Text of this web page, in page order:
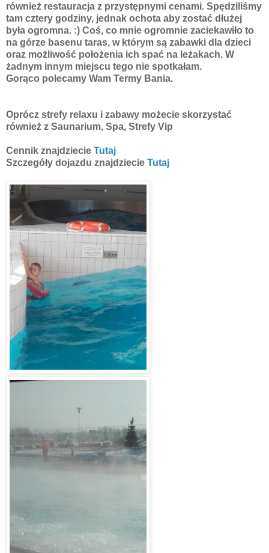
również restauracja z przystępnymi cenami. Spędziliśmy
tam cztery godziny, jednak ochota aby zostać dłużej
była ogromna. :) Coś, co mnie ogromnie zaciekawiło to
na górze basenu taras, w którym są zabawki dla dzieci
oraz możliwość położenia ich spać na leżakach. W
żadnym innym miejscu tego nie spotkałam.
Gorąco polecamy Wam Termy Bania.
Oprócz strefy relaxu i zabawy możecie skorzystać
również z Saunarium, Spa, Strefy Vip
Cennik znajdziecie Tutaj
Szczegóły dojazdu znajdziecie Tutaj